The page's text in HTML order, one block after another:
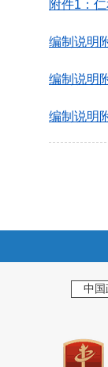
附件1：
编制说明
编制说明
编制说明
中国